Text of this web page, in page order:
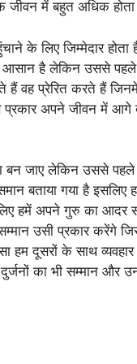
जीवन में बहुत अधिक होता
के लिए जिम्मेदार
आसान है लेकिन उससे
हैं वह प्रेरित करते हैं
प्रकार अपने जीवन में
बन जाए लेकिन उससे
बताया गया है इसलिए
हमें अपने गुरु का
उसी प्रकार करेंगे
हम दूसरों के साथ
का भी सम्मान और